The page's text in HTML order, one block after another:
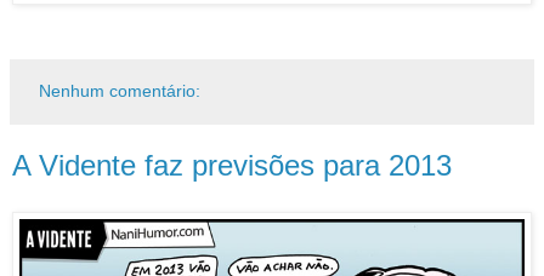
Nenhum comentário:
A Vidente faz previsões para 2013